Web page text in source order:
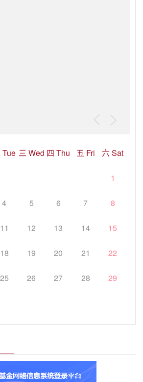
Tue 三 Wed 四 Thu 五 Fri 六 Sat
1
4 5 6 7 8
11 12 13 14 15
18 19 20 21 22
25 26 27 28 29